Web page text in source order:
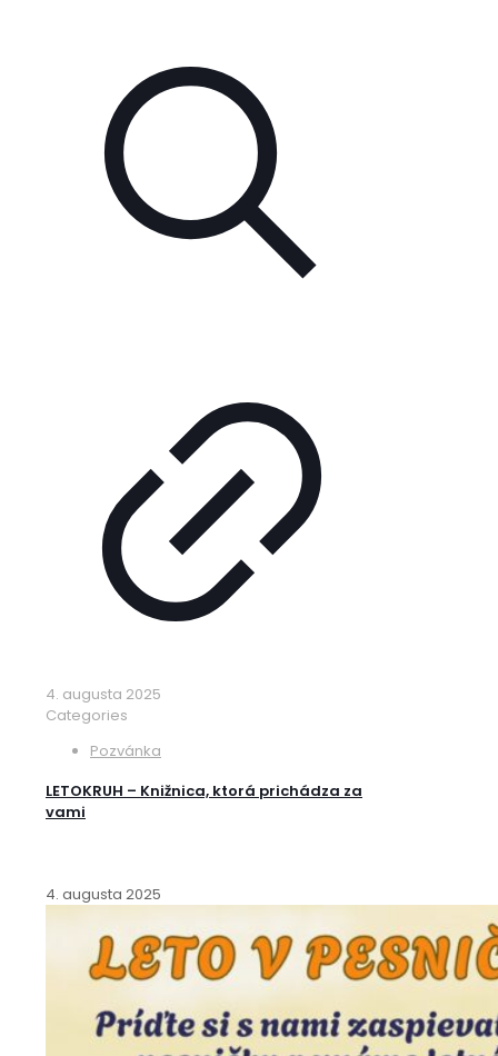
4. augusta 2025
Categories
Pozvánka
LETOKRUH – Knižnica, ktorá prichádza za
vami
4. augusta 2025